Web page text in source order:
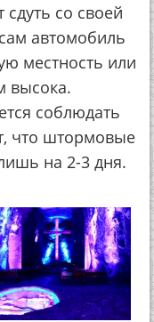
со своей
автомобиль
местность или
высока.
соблюдать
что штормовые
на 2-3 дня.